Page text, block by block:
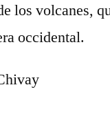
los volcanes,
occidental.